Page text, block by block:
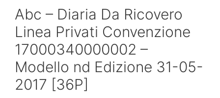
Abc – Diaria Da Ricovero
Linea Privati Convenzione
17000340000002 –
Modello nd Edizione 31-05-
2017 [36P]